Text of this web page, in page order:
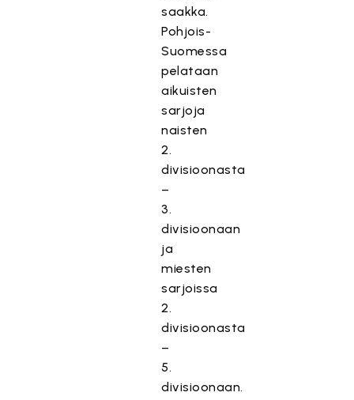
saakka.
Pohjois-
Suomessa
pelataan
aikuisten
sarjoja
naisten
2.
divisioonasta
–
3.
divisioonaan
ja
miesten
sarjoissa
2.
divisioonasta
–
5.
divisioonaan.